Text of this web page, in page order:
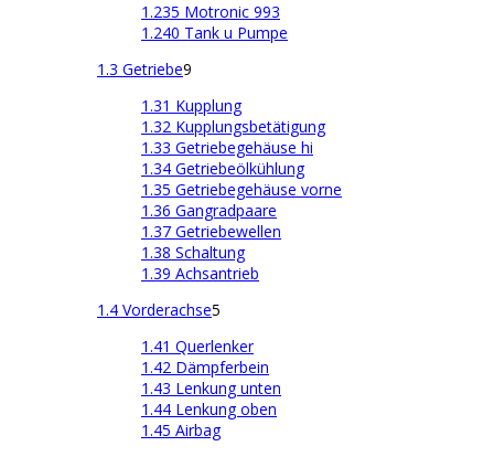
1.235 Motronic 993
1.240 Tank u Pumpe
1.3 Getriebe9
1.31 Kupplung
1.32 Kupplungsbetätigung
1.33 Getriebegehäuse hi
1.34 Getriebeölkühlung
1.35 Getriebegehäuse vorne
1.36 Gangradpaare
1.37 Getriebewellen
1.38 Schaltung
1.39 Achsantrieb
1.4 Vorderachse5
1.41 Querlenker
1.42 Dämpferbein
1.43 Lenkung unten
1.44 Lenkung oben
1.45 Airbag